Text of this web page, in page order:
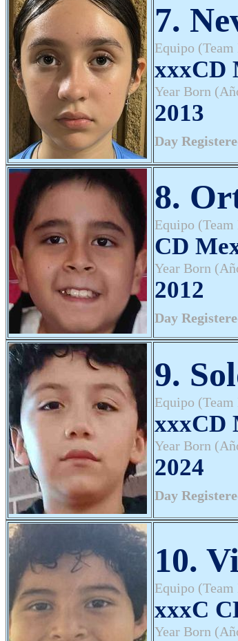
7.
Equipo (Team
xxxCD
Year Born
2013
Day
8.
Equipo (Team
CD
Year Born
2012
Day
9.
Equipo (Team
xxxCD
Year Born
2024
Day
10.
Equipo (Team
xxxC
Year Born